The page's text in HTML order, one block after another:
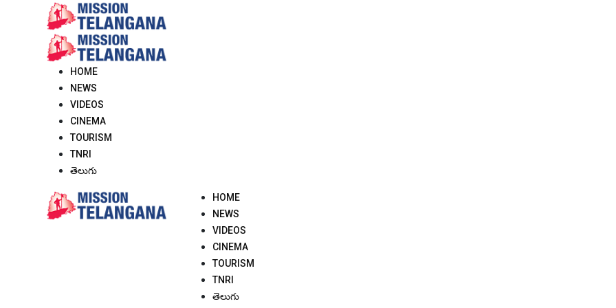
HOME
NEWS
VIDEOS
CINEMA
TOURISM
TNRI
తెలుగు
HOME
NEWS
VIDEOS
CINEMA
TOURISM
TNRI
తెలుగు